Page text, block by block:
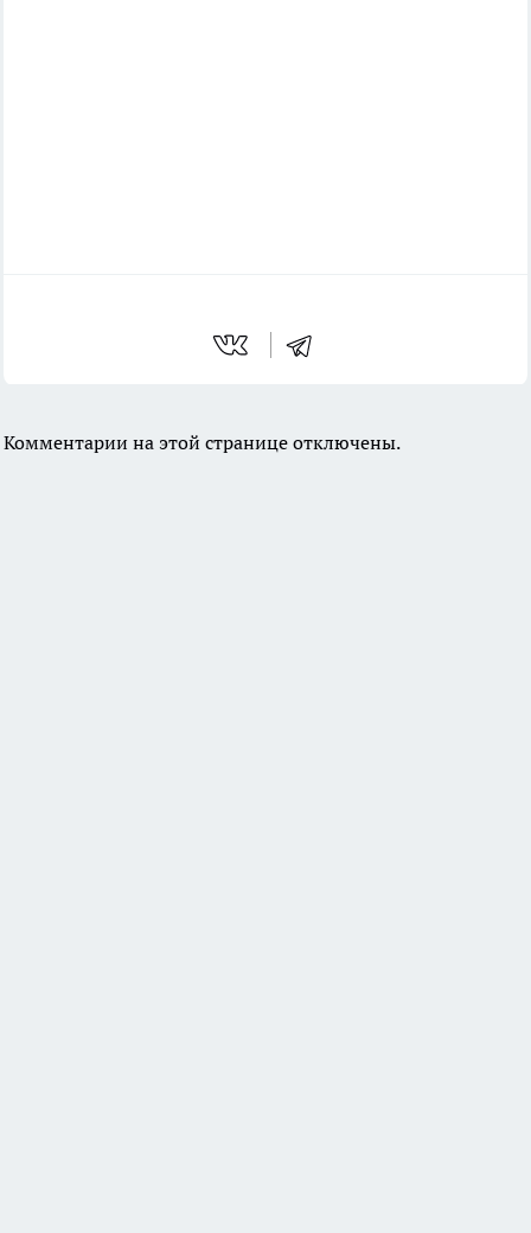
Комментарии на этой странице отключены.